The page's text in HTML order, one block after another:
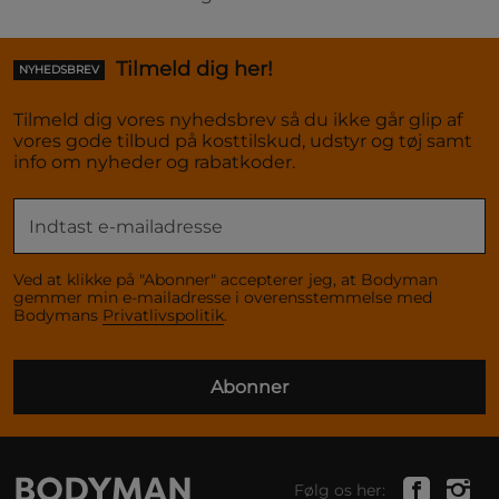
NYHEDSBREV Tilmeld dig her!
Tilmeld dig vores nyhedsbrev så du ikke går glip af
vores gode tilbud på kosttilskud, udstyr og tøj samt
info om nyheder og rabatkoder.
Ved at klikke på "Abonner" accepterer jeg, at Bodyman
gemmer min e-mailadresse i overensstemmelse med
Bodymans Privatlivspolitik.
Abonner
Følg os her: